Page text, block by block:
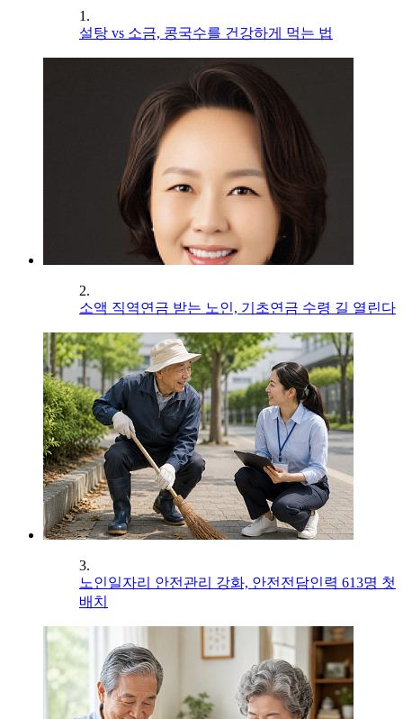
1.
설탕 vs 소금, 콩국수를 건강하게 먹는 법
2.
소액 직역연금 받는 노인, 기초연금 수령 길 열린다
3.
노인일자리 안전관리 강화, 안전전담인력 613명 첫
배치